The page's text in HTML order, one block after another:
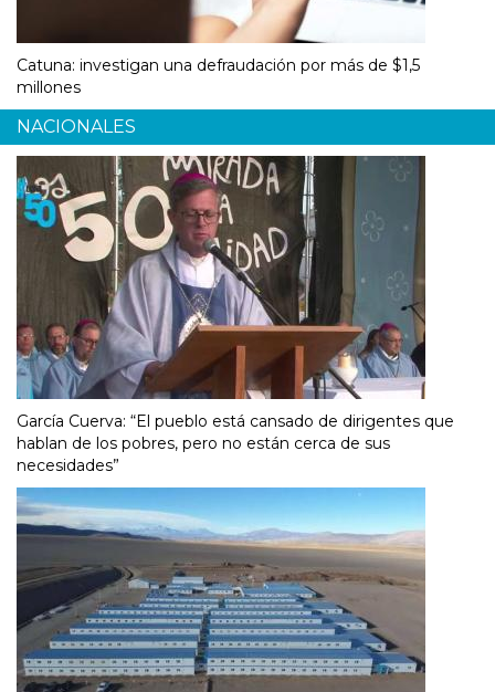
Catuna: investigan una defraudación por más de $1,5
millones
NACIONALES
García Cuerva: “El pueblo está cansado de dirigentes que
hablan de los pobres, pero no están cerca de sus
necesidades”